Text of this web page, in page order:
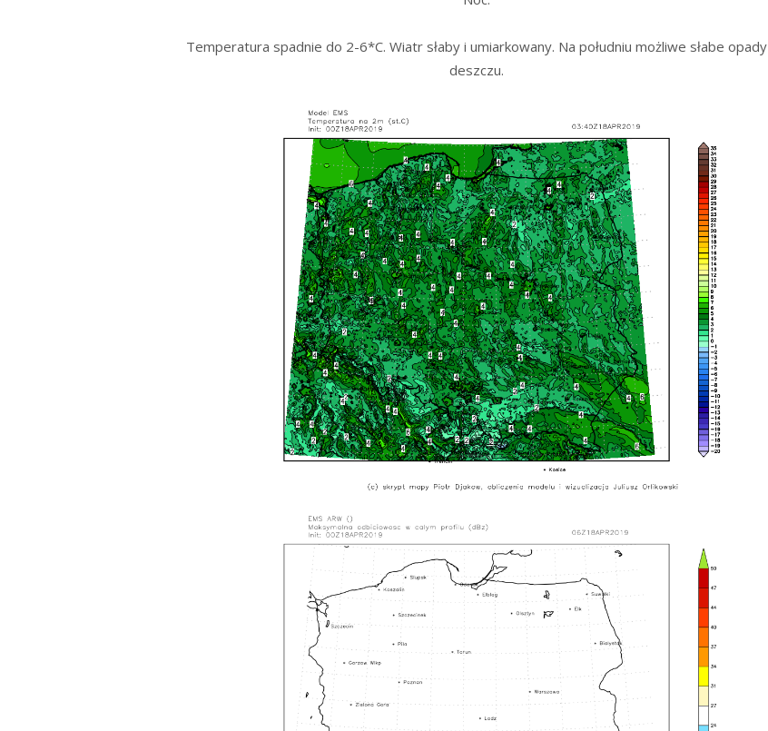
Temperatura spadnie do 2-6*C. Wiatr słaby i umiarkowany. Na południu możliwe słabe opady
deszczu.